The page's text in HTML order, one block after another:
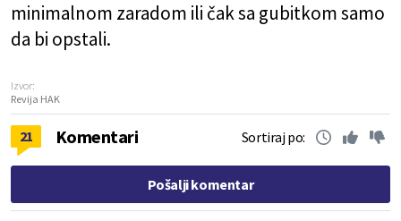
minimalnom zaradom ili čak sa gubitkom samo
da bi opstali.
Izvor:
Revija HAK
21 Komentari Sortiraj po:
Pošalji komentar